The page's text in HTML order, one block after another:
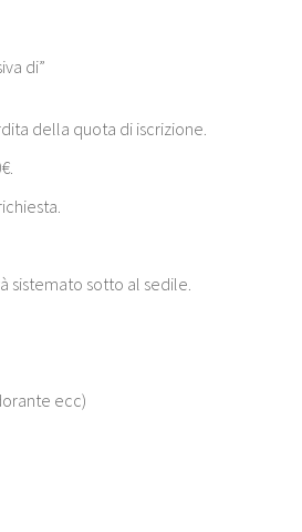
di”
della quota di iscrizione.
sistemato sotto al sedile.
ecc)